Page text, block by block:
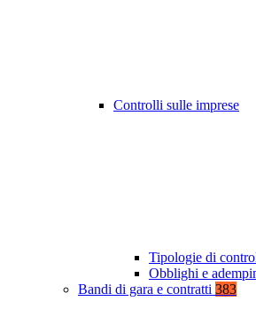
Controlli sulle imprese
Tipologie di
Obblighi e
Bandi di gara e contratti 383